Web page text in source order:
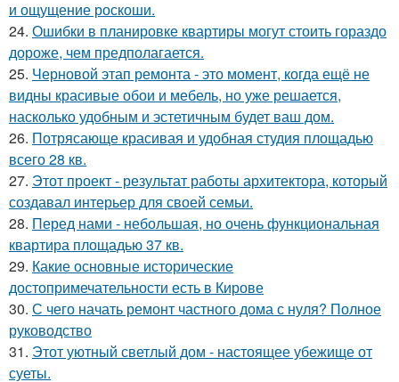
и ощущение роскоши.
24. Ошибки в планировке квартиры могут стоить гораздо
дороже, чем предполагается.
25. Черновой этап ремонта - это момент, когда ещё не
видны красивые обои и мебель, но уже решается,
насколько удобным и эстетичным будет ваш дом.
26. Потрясающе красивая и удобная студия площадью
всего 28 кв.
27. Этот проект - результат работы архитектора, который
создавал интерьер для своей семьи.
28. Перед нами - небольшая, но очень функциональная
квартира площадью 37 кв.
29. Какие основные исторические
достопримечательности есть в Кирове
30. С чего начать ремонт частного дома с нуля? Полное
руководство
31. Этот уютный светлый дом - настоящее убежище от
суеты.